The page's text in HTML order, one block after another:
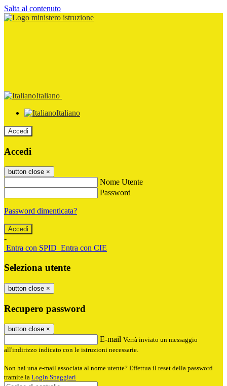
Salta al contenuto
Italiano
Italiano
Accedi
Accedi
button close ×
Nome Utente
Password
Password dimenticata?
-
Entra con SPID Entra con CIE
Seleziona utente
button close ×
Recupero password
button close ×
E-mail Verrà inviato un messaggio
all'indirizzo indicato con le istruzioni necessarie.
Non hai una e-mail associata al nome utente? Effettua il reset della password
tramite la Login Spaggiari